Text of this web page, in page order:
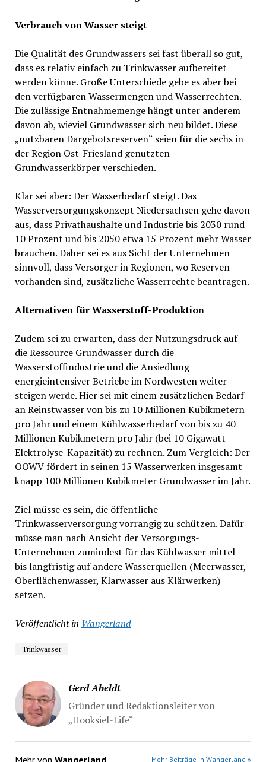
Verbrauch von Wasser steigt
Die Qualität des Grundwassers sei fast überall so gut,
dass es relativ einfach zu Trinkwasser aufbereitet
werden könne. Große Unterschiede gebe es aber bei
den verfügbaren Wassermengen und Wasserrechten.
Die zulässige Entnahmemenge hängt unter anderem
davon ab, wieviel Grundwasser sich neu bildet. Diese
„nutzbaren Dargebotsreserven“ seien für die sechs in
der Region Ost-Friesland genutzten
Grundwasserkörper verschieden.
Klar sei aber: Der Wasserbedarf steigt. Das
Wasserversorgungskonzept Niedersachsen gehe davon
aus, dass Privathaushalte und Industrie bis 2030 rund
10 Prozent und bis 2050 etwa 15 Prozent mehr Wasser
brauchen. Daher sei es aus Sicht der Unternehmen
sinnvoll, dass Versorger in Regionen, wo Reserven
vorhanden sind, zusätzliche Wasserrechte beantragen.
Alternativen für Wasserstoff-Produktion
Zudem sei zu erwarten, dass der Nutzungsdruck auf
die Ressource Grundwasser durch die
Wasserstoffindustrie und die Ansiedlung
energieintensiver Betriebe im Nordwesten weiter
steigen werde. Hier sei mit einem zusätzlichen Bedarf
an Reinstwasser von bis zu 10 Millionen Kubikmetern
pro Jahr und einem Kühlwasserbedarf von bis zu 40
Millionen Kubikmetern pro Jahr (bei 10 Gigawatt
Elektrolyse-Kapazität) zu rechnen. Zum Vergleich: Der
OOWV fördert in seinen 15 Wasserwerken insgesamt
knapp 100 Millionen Kubikmeter Grundwasser im Jahr.
Ziel müsse es sein, die öffentliche
Trinkwasserversorgung vorrangig zu schützen. Dafür
müsse man nach Ansicht der Versorgungs-
Unternehmen zumindest für das Kühlwasser mittel-
bis langfristig auf andere Wasserquellen (Meerwasser,
Oberflächenwasser, Klarwasser aus Klärwerken)
setzen.
Veröffentlicht in Wangerland
Trinkwasser
Gerd Abeldt
Gründer und Redaktionsleiter von
„Hooksiel-Life“
Mehr von Wangerland Mehr Beiträge in Wangerland »